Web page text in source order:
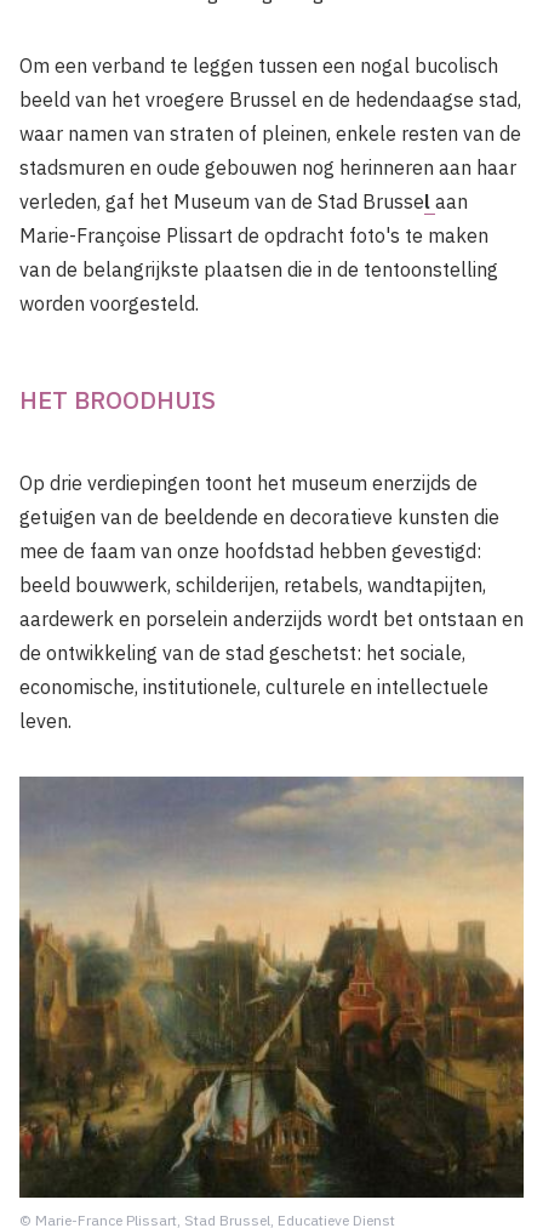
Om een verband te leggen tussen een nogal bucolisch
beeld van het vroegere Brussel en de hedendaagse stad,
waar namen van straten of pleinen, enkele resten van de
stadsmuren en oude gebouwen nog herinneren aan haar
verleden, gaf het Museum van de Stad Brussel aan
Marie-Françoise Plissart de opdracht foto's te maken
van de belangrijkste plaatsen die in de tentoonstelling
worden voorgesteld.
HET BROODHUIS
Op drie verdiepingen toont het museum enerzijds de
getuigen van de beeldende en decoratieve kunsten die
mee de faam van onze hoofdstad hebben gevestigd:
beeld bouwwerk, schilderijen, retabels, wandtapijten,
aardewerk en porselein anderzijds wordt bet ontstaan en
de ontwikkeling van de stad geschetst: het sociale,
economische, institutionele, culturele en intellectuele
leven.
© Marie-France Plissart, Stad Brussel, Educatieve Dienst